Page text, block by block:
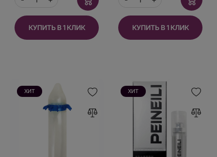
КУПИТЬ В 1 КЛИК КУПИТЬ В 1 КЛИК
ХИТ ХИТ